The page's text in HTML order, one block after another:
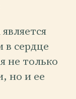
сердце
не только
но и ее